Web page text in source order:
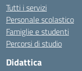
Tutti i servizi
Personale scolastico
Famiglie e studenti
Percorsi di studio
Didattica